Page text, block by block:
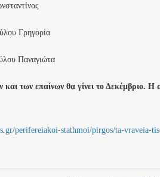
Γρηγορία
Παναγιώτα
των επαίνων θα γίνει το Δεκέμβριο. Η
perifereiakoi-stathmoi/pirgos/ta-